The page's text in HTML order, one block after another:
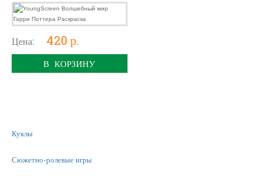
Цена: 420 р.
В КОРЗИНУ
Куклы
Сюжетно-ролевые игры